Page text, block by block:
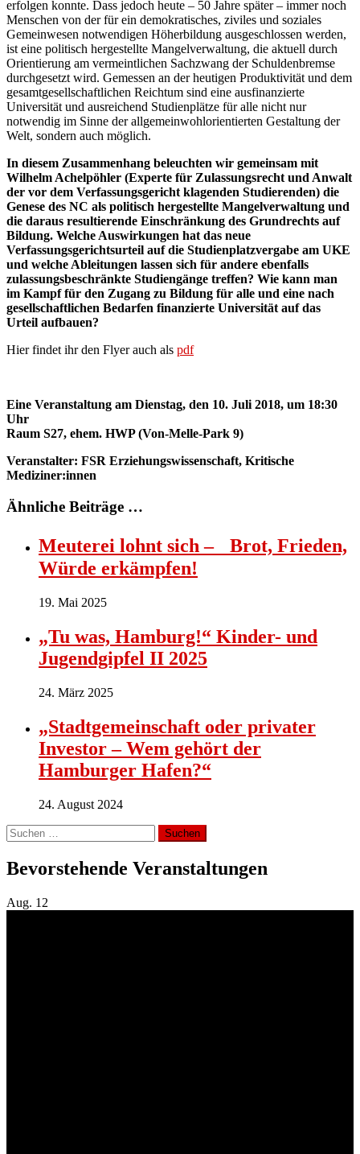
erfolgen konnte. Dass jedoch heute – 50 Jahre später – immer noch
Menschen von der für ein demokratisches, ziviles und soziales
Gemeinwesen notwendigen Höherbildung ausgeschlossen werden,
ist eine politisch hergestellte Mangelverwaltung, die aktuell durch
Orientierung am vermeintlichen Sachzwang der Schuldenbremse
durchgesetzt wird. Gemessen an der heutigen Produktivität und dem
gesamtgesellschaftlichen Reichtum sind eine ausfinanzierte
Universität und ausreichend Studienplätze für alle nicht nur
notwendig im Sinne der allgemeinwohlorientierten Gestaltung der
Welt, sondern auch möglich.
In diesem Zusammenhang beleuchten wir gemeinsam mit
Wilhelm Achelpöhler (Experte für Zulassungsrecht und Anwalt
der vor dem Verfassungsgericht klagenden Studierenden) die
Genese des NC als politisch hergestellte Mangelverwaltung und
die daraus resultierende Einschränkung des Grundrechts auf
Bildung. Welche Auswirkungen hat das neue
Verfassungsgerichtsurteil auf die Studienplatzvergabe am UKE
und welche Ableitungen lassen sich für andere ebenfalls
zulassungsbeschränkte Studiengänge treffen? Wie kann man
im Kampf für den Zugang zu Bildung für alle und eine nach
gesellschaftlichen Bedarfen finanzierte Universität auf das
Urteil aufbauen?
Hier findet ihr den Flyer auch als pdf
Eine Veranstaltung am Dienstag, den 10. Juli 2018, um 18:30
Uhr
Raum S27, ehem. HWP (Von-Melle-Park 9)
Veranstalter: FSR Erziehungswissenschaft, Kritische
Mediziner:innen
Ähnliche Beiträge …
Meuterei lohnt sich – Brot, Frieden,
Würde erkämpfen!
19. Mai 2025
„Tu was, Hamburg!“ Kinder- und
Jugendgipfel II 2025
24. März 2025
„Stadtgemeinschaft oder privater
Investor – Wem gehört der
Hamburger Hafen?“
24. August 2024
Suchen
nach:
Bevorstehende Veranstaltungen
Aug. 12